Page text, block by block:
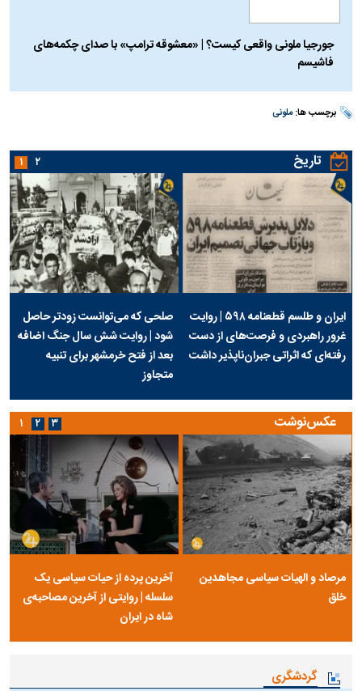
جورجیا ملونی واقعی کیست؟ | «معشوقه ترامپ» با صدای چکمه‌های
فاشیسم
برچسب ها:ملونی
تاریخ
ایران و طلسم قطعنامه ۵۹۸ | روایت
غرور راهبردی و فرصت‌های از دست
رفته‌ای که اثراتی جبران‌ناپذیر داشت
صلحی که می‌توانست زودتر حاصل
شود | روایت شش سال جنگ اضافه
بعد از فتح خرمشهر برای تنبیه
متجاوز
۱ ۲
عکس‌نوشت
مرصاد و الهیات سیاسی مجاهدین
خلق
آخرین پرده از حیات سیاسی یک
سلسله | روایتی از آخرین مصاحبه‌ی
شاه در ایران
۱ ۲ ۳
گردشگری